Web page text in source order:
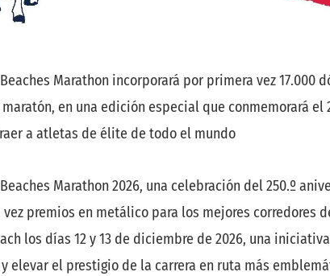
Beaches Marathon incorporará por primera vez 17.000
en una edición especial que conmemorará el
a atletas de élite de todo el mundo
Marathon 2026, una celebración del 250.º
premios en metálico para los mejores corredores
los días 12 y 13 de diciembre de 2026, una
elevar el prestigio de la carrera en ruta más